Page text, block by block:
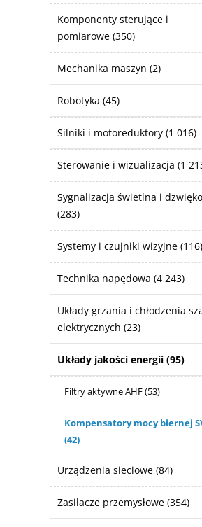
Komponenty sterujące i
pomiarowe (350)
Mechanika maszyn (2)
Robotyka (45)
Silniki i motoreduktory (1 016)
Sterowanie i wizualizacja (1
Sygnalizacja świetlna i
(283)
Systemy i czujniki wizyjne (116)
Technika napędowa (4 243)
Układy grzania i chłodzenia
elektrycznych (23)
Układy jakości energii (95)
Filtry aktywne AHF(53)
Kompensatory mocy biernej
(42)
Urządzenia sieciowe (84)
Zasilacze przemysłowe (354)